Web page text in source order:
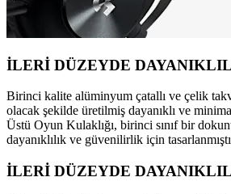
İLERİ DÜZEYDE
Birinci kalite alüminyum çatallı ve çelik
olacak şekilde üretilmiş dayanıklı ve
Üstü Oyun Kulaklığı, birinci sınıf bir
dayanıklılık ve güvenilirlik için
İLERİ DÜZEYDE